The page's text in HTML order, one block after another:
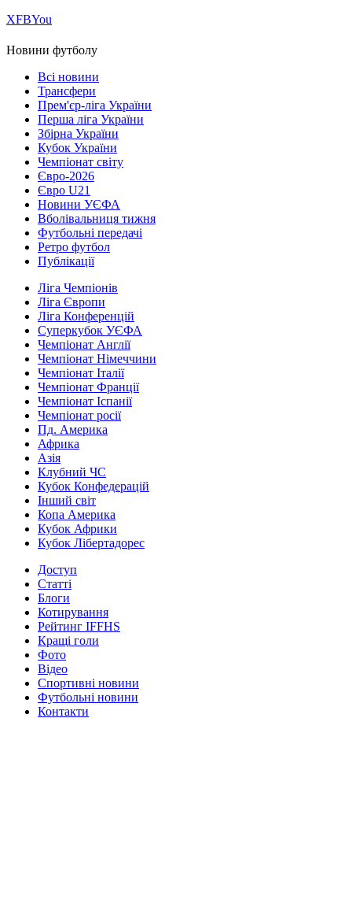
ХFBYou
Новини футболу
Всі новини
Трансфери
Прем'єр-ліга України
Перша ліга України
Збірна України
Кубок України
Чемпіонат світу
Євро-2026
Євро U21
Новини УЄФА
Вболівальниця тижня
Футбольні передачі
Ретро футбол
Публікації
Ліга Чемпіонів
Ліга Європи
Ліга Конференцій
Суперкубок УЄФА
Чемпіонат Англії
Чемпіонат Німеччини
Чемпіонат Італії
Чемпіонат Франції
Чемпіонат Іспанії
Чемпіонат росії
Пд. Америка
Африка
Азія
Клубний ЧС
Кубок Конфедерацій
Інший світ
Копа Америка
Кубок Африки
Кубок Лібертадорес
Доступ
Статті
Блоги
Котирування
Рейтинг IFFHS
Кращі голи
Фото
Відео
Спортивні новини
Футбольні новини
Контакти